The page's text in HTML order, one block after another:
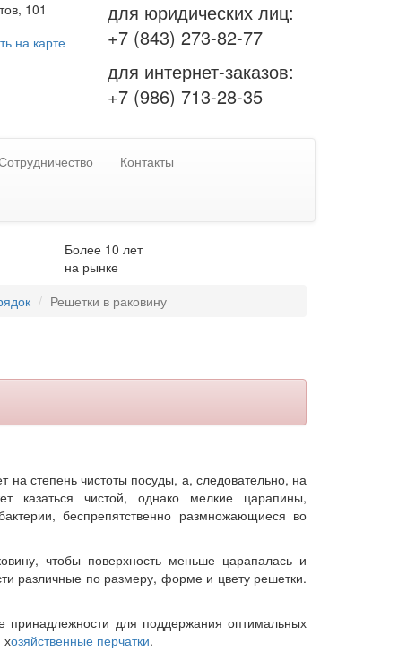
101
на карте
для юридических лиц:
+7 (843) 273-82-77
для интернет-заказов:
+7 (986) 713-28-35
Контакты
Более 10 лет
на рынке
Решетки в раковину
на степень чистоты посуды, а, следовательно, на
казаться чистой, однако мелкие царапины,
беспрепятственно размножающиеся во
чтобы поверхность меньше царапалась и
различные по размеру, форме и цвету решетки.
принадлежности для поддержания оптимальных
хозяйственные перчатки.